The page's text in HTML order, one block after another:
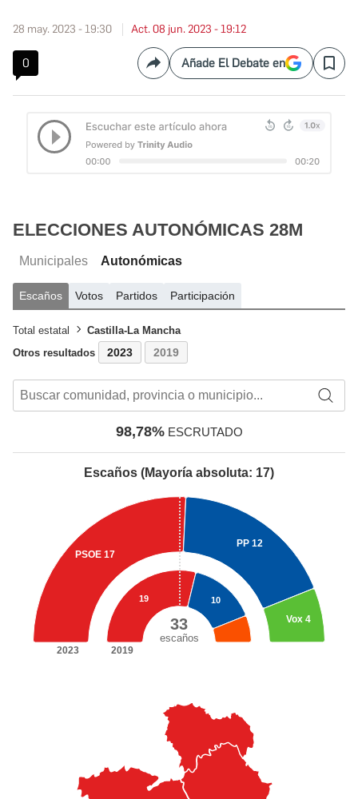
28 may. 2023 - 19:30 Act. 08 jun. 2023 - 19:12
0 CompartirAñade El Debate en Save